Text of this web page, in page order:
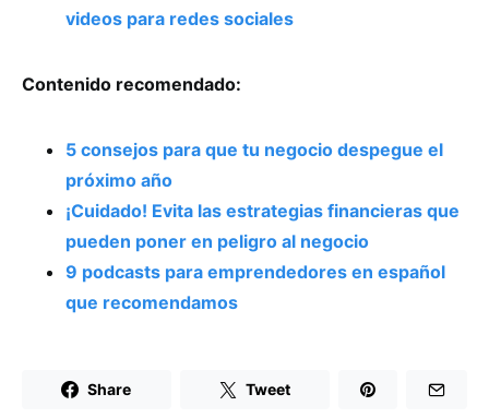
videos para redes sociales
Contenido recomendado:
5 consejos para que tu negocio despegue el
próximo año
¡Cuidado! Evita las estrategias financieras que
pueden poner en peligro al negocio
9 podcasts para emprendedores en español
que recomendamos
Share Tweet